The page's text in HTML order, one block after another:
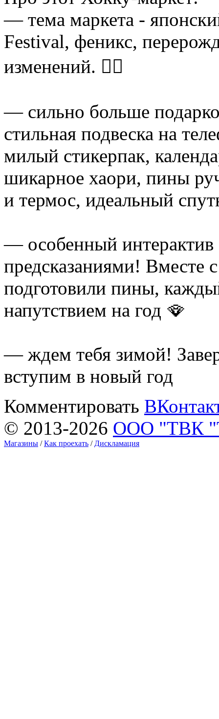
— тема маркета -
Festival, феникс,
изменений. 🐦‍🔥
— сильно больше
стильная подвеска на
милый стикерпак,
шикарное хаори, пины
и термос, идеальный
— особенный
предсказаниями! Вместе
подготовили пины,
напутствием на год 🪭
— ждем тебя зимой!
вступим в новый год
Комментировать
© 2013-2026 ООО "ТВК
Магазины /Как проехать / Дискламация